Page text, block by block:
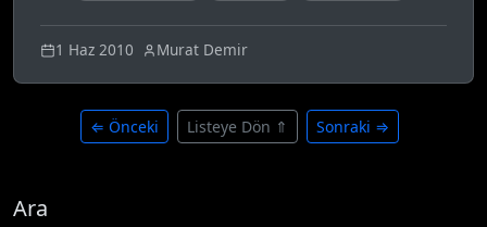
1 Haz 2010 Murat Demir
⇐ Önceki Listeye Dön ⇑ Sonraki ⇒
Ara